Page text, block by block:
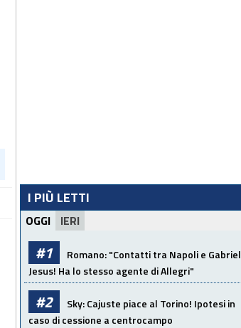
I PIÙ LETTI
OGGI IERI
#1
Romano: "Contatti tra Napoli e Gabriel
Jesus! Ha lo stesso agente di Allegri"
#2
Sky: Cajuste piace al Torino! Ipotesi in
caso di cessione a centrocampo